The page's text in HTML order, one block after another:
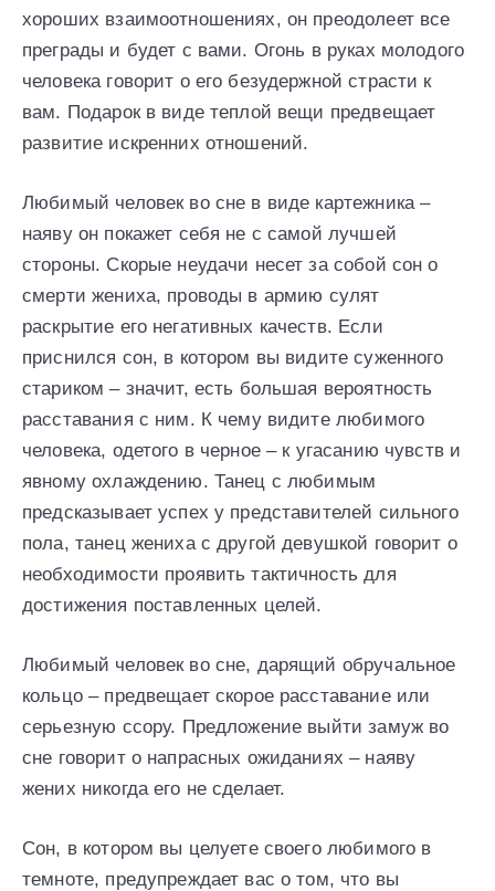
хороших взаимоотношениях, он преодолеет все
преграды и будет с вами. Огонь в руках молодого
человека говорит о его безудержной страсти к
вам. Подарок в виде теплой вещи предвещает
развитие искренних отношений.
Любимый человек во сне в виде картежника –
наяву он покажет себя не с самой лучшей
стороны. Скорые неудачи несет за собой сон о
смерти жениха, проводы в армию сулят
раскрытие его негативных качеств. Если
приснился сон, в котором вы видите суженного
стариком – значит, есть большая вероятность
расставания с ним. К чему видите любимого
человека, одетого в черное – к угасанию чувств и
явному охлаждению. Танец с любимым
предсказывает успех у представителей сильного
пола, танец жениха с другой девушкой говорит о
необходимости проявить тактичность для
достижения поставленных целей.
Любимый человек во сне, дарящий обручальное
кольцо – предвещает скорое расставание или
серьезную ссору. Предложение выйти замуж во
сне говорит о напрасных ожиданиях – наяву
жених никогда его не сделает.
Сон, в котором вы целуете своего любимого в
темноте, предупреждает вас о том, что вы